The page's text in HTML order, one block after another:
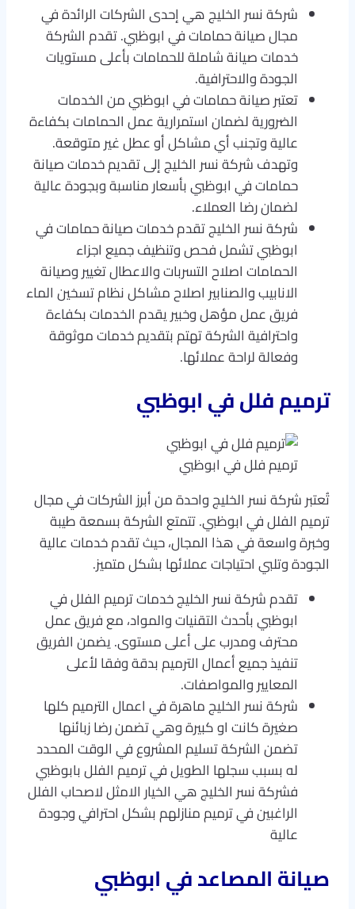
شركة نسر الخليج هي إحدى الشركات الرائدة في
مجال صيانة حمامات في ابوظبي. تقدم الشركة
خدمات صيانة شاملة للحمامات بأعلى مستويات
الجودة والاحترافية.
تعتبر صيانة حمامات في ابوظبي من الخدمات
الضرورية لضمان استمرارية عمل الحمامات بكفاءة
عالية وتجنب أي مشاكل أو عطل غير متوقعة.
وتهدف شركة نسر الخليج إلى تقديم خدمات صيانة
حمامات في ابوظبي بأسعار مناسبة وبجودة عالية
لضمان رضا العملاء.
شركة نسر الخليج تقدم خدمات صيانة حمامات في
ابوظبي تشمل فحص وتنظيف جميع اجزاء
الحمامات اصلاح التسربات والاعطال تغيير وصيانة
الانابيب والصنابير اصلاح مشاكل نظام تسخين الماء
فريق عمل مؤهل وخبير يقدم الخدمات بكفاءة
واحترافية الشركة تهتم بتقديم خدمات موثوقة
وفعالة لراحة عملائها.
ترميم فلل في ابوظبي
ترميم فلل في ابوظبي
تُعتبر شركة نسر الخليج واحدة من أبرز الشركات في مجال
ترميم الفلل في ابوظبي. تتمتع الشركة بسمعة طيبة
وخبرة واسعة في هذا المجال، حيث تقدم خدمات عالية
الجودة وتلبي احتياجات عملائها بشكل متميز.
تقدم شركة نسر الخليج خدمات ترميم الفلل في
ابوظبي بأحدث التقنيات والمواد، مع فريق عمل
محترف ومدرب على أعلى مستوى. يضمن الفريق
تنفيذ جميع أعمال الترميم بدقة وفقا لأعلى
المعايير والمواصفات.
شركة نسر الخليج ماهرة في اعمال الترميم كلها
صغيرة كانت او كبيرة وهي تضمن رضا زبائنها
تضمن الشركة تسليم المشروع في الوقت المحدد
له بسبب سجلها الطويل في ترميم الفلل بابوظبي
فشركة نسر الخليج هي الخيار الامثل لاصحاب الفلل
الراغبين في ترميم منازلهم بشكل احترافي وجودة
عالية
صيانة المصاعد في ابوظبي